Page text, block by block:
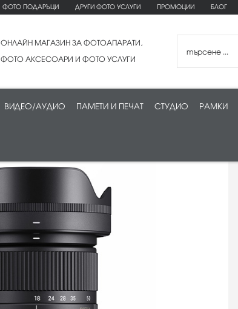
ФОТО ПОДАРЪЦИ ДРУГИ ФОТО УСЛУГИ ПРОМОЦИИ БЛОГ
ОНЛАЙН МАГАЗИН ЗА ФОТОАПАРАТИ,
ФОТО АКСЕСОАРИ И ФОТО УСЛУГИ
ВИДЕО/АУДИО ПАМЕТИ И ПЕЧАТ СТУДИО РАМКИ